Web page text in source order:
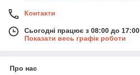
Контакти
Сьогодні працює з 08:00 до 17:00
Показати весь графік роботи
Про нас